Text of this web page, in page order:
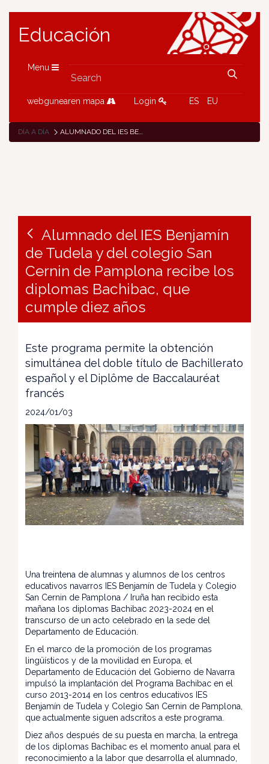
Educación
Menu
webgunearen mapa Login ES EU
DÍA A DÍA ALUMNADO DEL IES BENJAMÍN DE TUDELA Y DEL COLEGIO SAN CERNIN DE PAMPLONA RECIBE LOS DIPLOMAS BACHIBAC, QUE CUMPLE DIEZ AÑOS
Alumnado del IES Benjamín
de Tudela y del colegio San
Cernin de Pamplona recibe los
diplomas Bachibac, que
cumple diez años
Este programa permite la obtención
simultánea del doble título de Bachillerato
español y el Diplôme de Baccalauréat
francés
2024/01/03
Una treintena de alumnas y alumnos de los centros
educativos navarros IES Benjamín de Tudela y Colegio
San Cernin de Pamplona / Iruña han recibido esta
mañana los diplomas Bachibac 2023-2024 en el
transcurso de un acto celebrado en la sede del
Departamento de Educación.
En el marco de la promoción de los programas
lingüísticos y de la movilidad en Europa, el
Departamento de Educación del Gobierno de Navarra
impulsó la implantación del Programa Bachibac en el
curso 2013-2014 en los centros educativos IES
Benjamín de Tudela y Colegio San Cernin de Pamplona,
que actualmente siguen adscritos a este programa.
Diez años después de su puesta en marcha, la entrega
de los diplomas Bachibac es el momento anual para el
reconocimiento a la labor que desarrolla el alumnado,